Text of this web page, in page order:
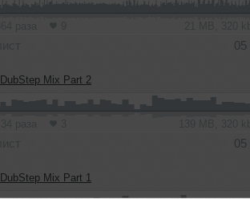
05
Mix Part 2
05
Mix Part 1